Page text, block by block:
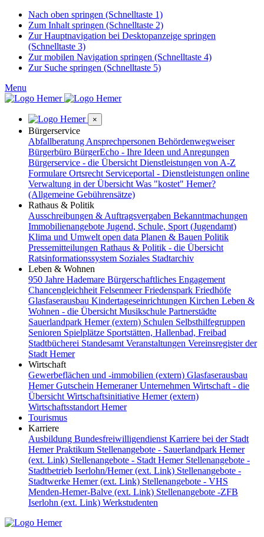
Nach oben springen (Schnelltaste 1)
Zum Inhalt springen (Schnelltaste 2)
Zur Hauptnavigation bei Desktopanzeige springen
(Schnelltaste 3)
Zur mobilen Navigation springen (Schnelltaste 4)
Zur Suche springen (Schnelltaste 5)
Menu
×
Bürgerservice
Abfallberatung Ansprechpersonen Behördenwegweiser
Bürgerbüro BürgerEcho - Ihre Ideen und Anregungen
Bürgerservice - die Übersicht Dienstleistungen von A-Z
Formulare Ortsrecht Serviceportal - Dienstleistungen online
Verwaltung in der Übersicht Was "kostet" Hemer?
(Allgemeine Gebührensätze)
Rathaus & Politik
Ausschreibungen & Auftragsvergaben Bekanntmachungen
Immobilienangebote Jugend, Schule, Sport (Jugendamt)
Klima und Umwelt open data Planen & Bauen Politik
Pressemitteilungen Rathaus & Politik - die Übersicht
Ratsinformationssystem Soziales Stadtarchiv
Leben & Wohnen
950 Jahre Hademare Bürgerschaftliches Engagement
Chancengleichheit FelsenmeerFriedenspark Friedhöfe
Glasfaserausbau Kindertageseinrichtungen Kirchen Leben &
Wohnen - die Übersicht Musikschule Partnerstädte
Sauerlandpark Hemer (extern) Schulen Selbsthilfegruppen
Senioren Spielplätze Sportstätten, Hallenbad, Freibad
Stadtbücherei Standesamt Veranstaltungen Vereinsregister der
Stadt Hemer
Wirtschaft
Gewerbeflächen und -immobilien (extern) Glasfaserausbau
Hemer Gutschein Hemeraner Unternehmen Wirtschaft - die
Übersicht Wirtschaftsinitiative Hemer (extern)
Wirtschaftsstandort Hemer
Tourismus
Karriere
Ausbildung Bundesfreiwilligendienst Karriere bei der Stadt
HemerPraktikum Stellenangebote - Sauerlandpark Hemer
(ext. Link) Stellenangebote - Stadt Hemer Stellenangebote -
Stadtbetrieb Iserlohn/Hemer (ext. Link) Stellenangebote -
Stadtwerke Hemer (ext. Link) Stellenangebote - VHS
Menden-Hemer-Balve (ext. Link) Stellenangebote -ZFB
Iserlohn (ext. Link) Werkstudenten